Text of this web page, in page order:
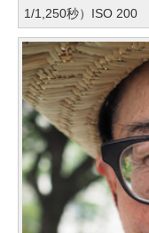
1/1,250秒）ISO 200